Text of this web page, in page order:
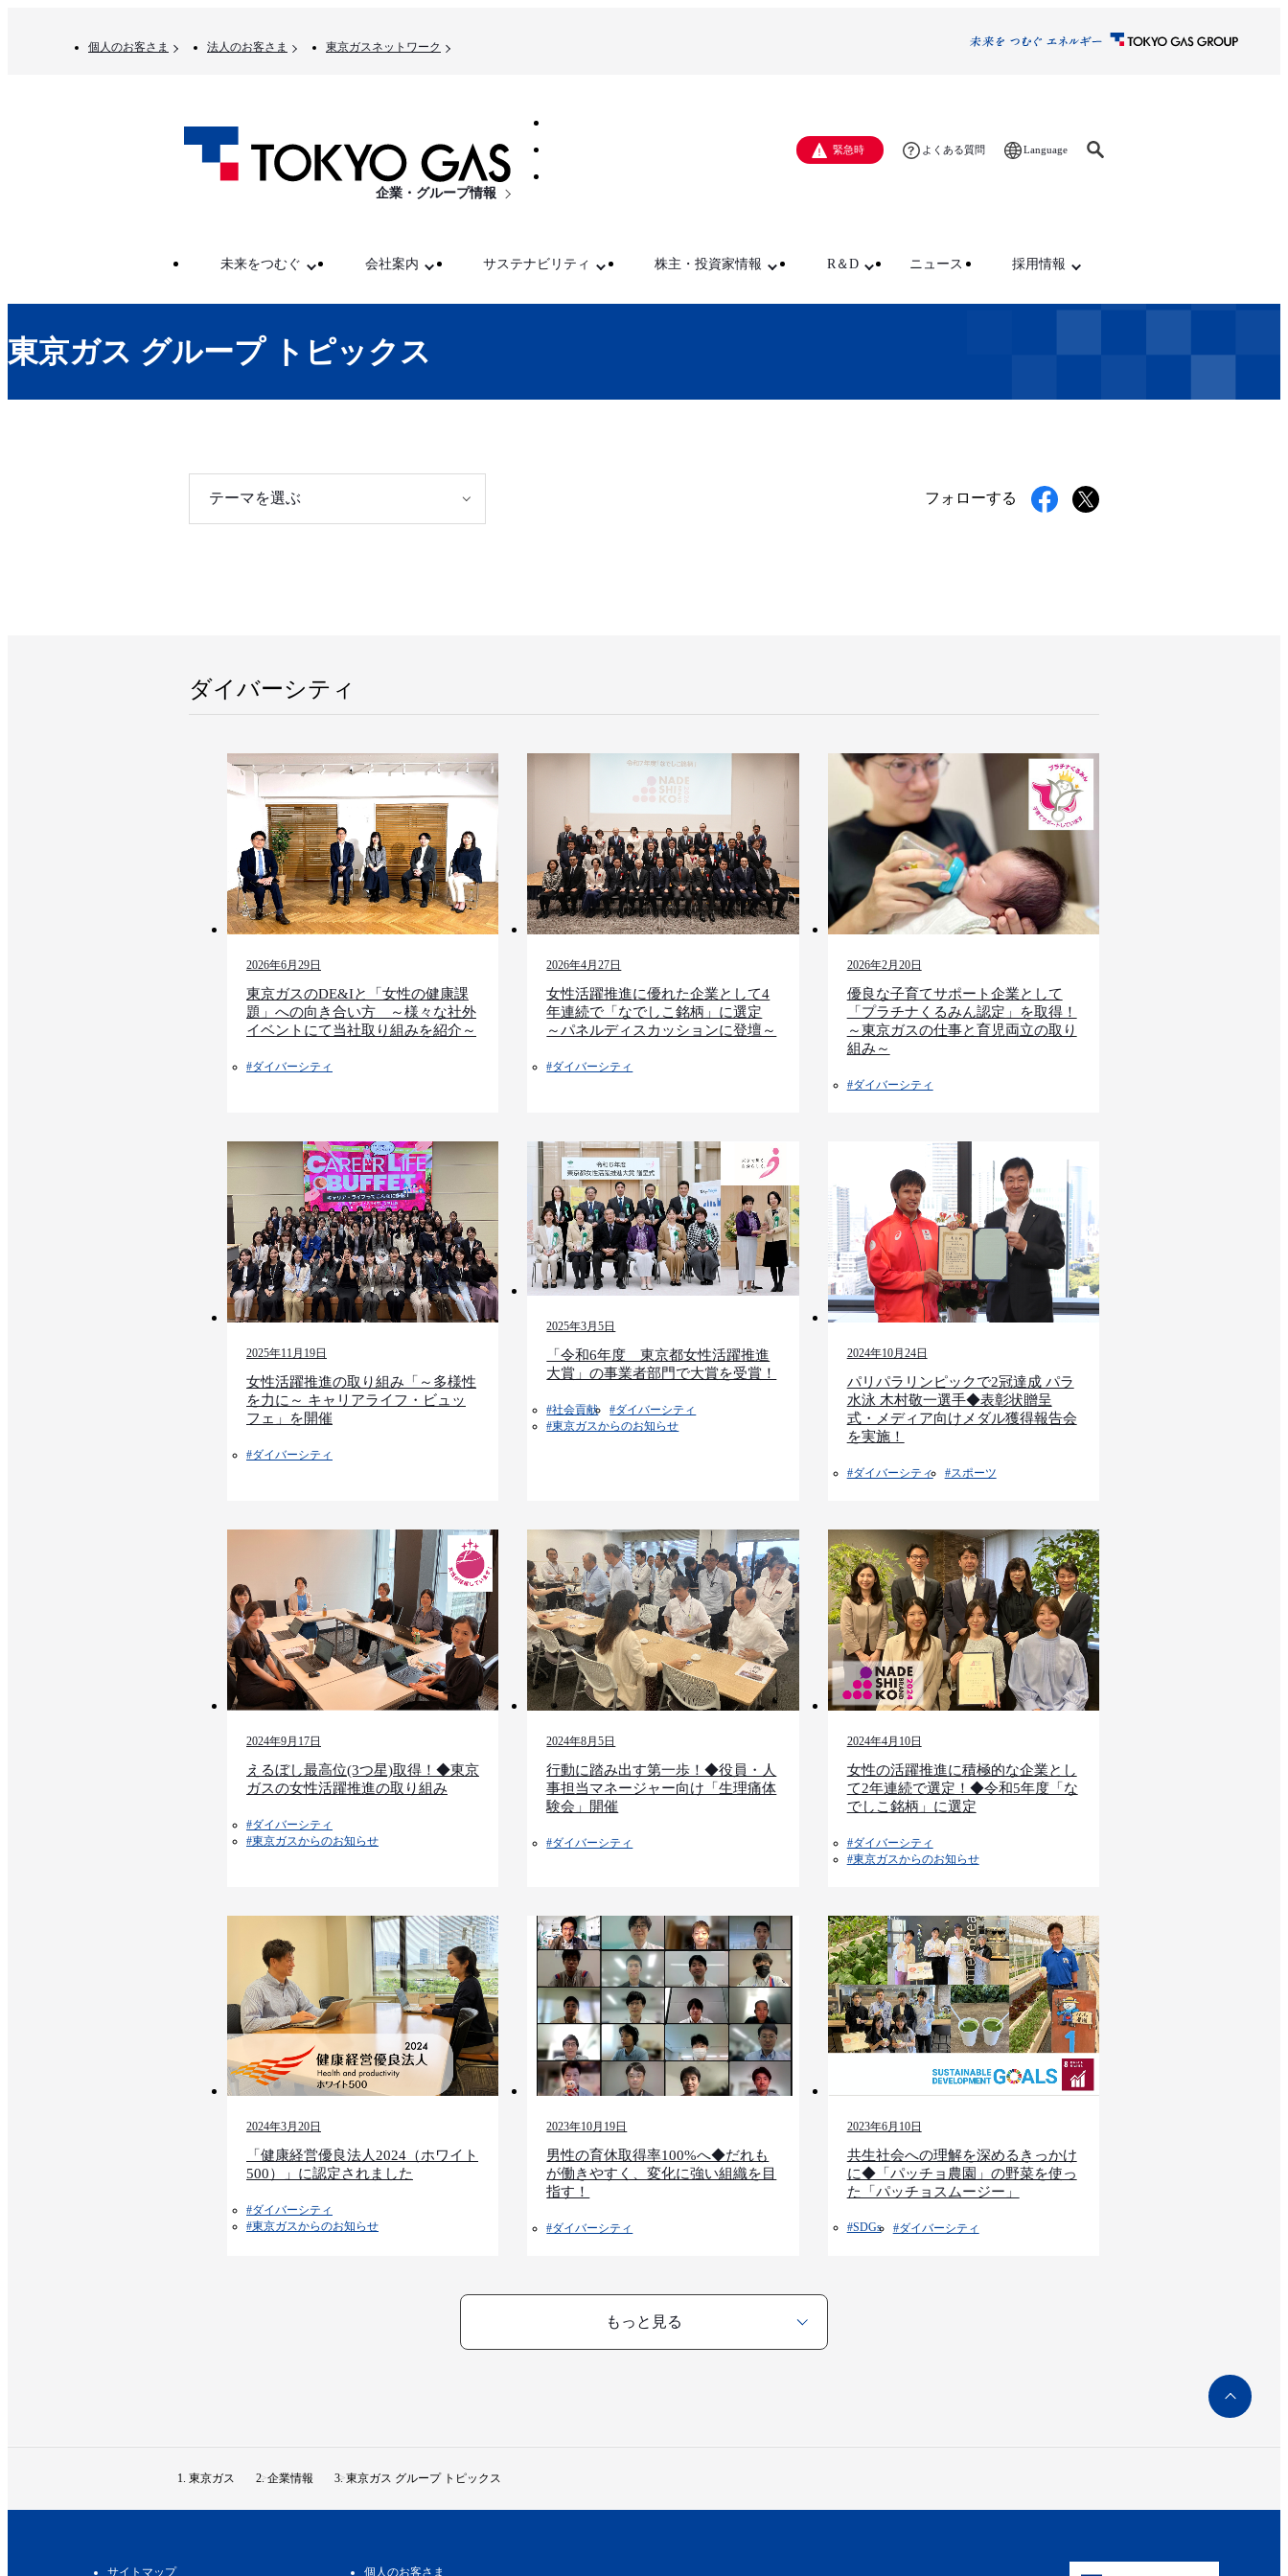
個人のお客さま 法人のお客さま 東京ガスネットワーク
企業・グループ情報
緊急時 よくある質問 Language
未来をつむぐ 会社案内 サステナビリティ 株主・投資家情報 R＆D ニュース 採用情報
東京ガス グループ トピックス
テーマを選ぶ フォローする
ダイバーシティ
2026年6月29日
東京ガスのDE&Iと「女性の健康課
題」への向き合い方 ～様々な社外
イベントにて当社取り組みを紹介～
#ダイバーシティ
2026年4月27日
女性活躍推進に優れた企業として4
年連続で「なでしこ銘柄」に選定
～パネルディスカッションに登壇～
#ダイバーシティ
2026年2月20日
優良な子育てサポート企業として
「プラチナくるみん認定」を取得！
～東京ガスの仕事と育児両立の取り
組み～
#ダイバーシティ
2025年11月19日
女性活躍推進の取り組み「～多様性
を力に～ キャリアライフ・ビュッ
フェ」を開催
#ダイバーシティ
2025年3月5日
「令和6年度 東京都女性活躍推進
大賞」の事業者部門で大賞を受賞！
#社会貢献​
#ダイバーシティ
#東京ガスからのお知らせ​​
2024年10月24日
パリパラリンピックで2冠達成 パラ
水泳 木村敬一選手◆表彰状贈呈
式・メディア向けメダル獲得報告会
を実施！
#ダイバーシティ #スポーツ
2024年9月17日
えるぼし最高位(3つ星)取得！◆東京
ガスの女性活躍推進の取り組み
#ダイバーシティ
#東京ガスからのお知らせ​​
2024年8月5日
行動に踏み出す第一歩！◆役員・人
事担当マネージャー向け「生理痛体
験会」開催
#ダイバーシティ
2024年4月10日
女性の活躍推進に積極的な企業とし
て2年連続で選定！◆令和5年度「な
でしこ銘柄」に選定
#ダイバーシティ
#東京ガスからのお知らせ​​
2024年3月20日
「健康経営優良法人2024（ホワイト
500）」に認定されました
#ダイバーシティ
#東京ガスからのお知らせ​​
2023年10月19日
男性の育休取得率100%へ◆だれも
が働きやすく、変化に強い組織を目
指す！
#ダイバーシティ
2023年6月10日
共生社会への理解を深めるきっかけ
に◆「パッチョ農園」の野菜を使っ
た「パッチョスムージー」
#SDGs #ダイバーシティ
もっと見る
ペ
ー
ト
東京ガス 企業情報 東京ガス グループ トピックス
サイトマップ 個人のお客さま